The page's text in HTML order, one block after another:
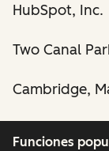
HubSpot, Inc.
Two Canal
Cambridge,
Funciones